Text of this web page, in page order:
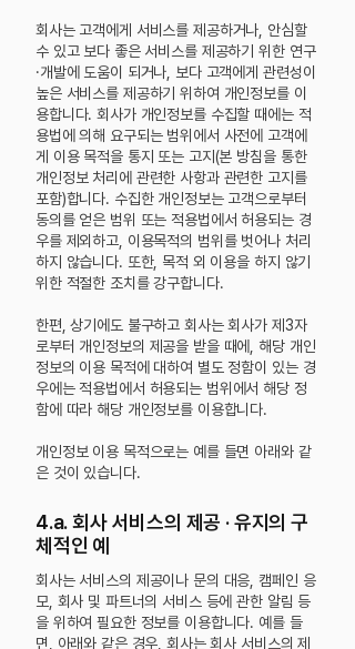
회사는 고객에게 서비스를 제공하거나, 안심할
수 있고 보다 좋은 서비스를 제공하기 위한 연구
·개발에 도움이 되거나, 보다 고객에게 관련성이
높은 서비스를 제공하기 위하여 개인정보를 이
용합니다. 회사가 개인정보를 수집할 때에는 적
용법에 의해 요구되는 범위에서 사전에 고객에
게 이용 목적을 통지 또는 고지(본 방침을 통한
개인정보 처리에 관련한 사항과 관련한 고지를
포함)합니다. 수집한 개인정보는 고객으로부터
동의를 얻은 범위 또는 적용법에서 허용되는 경
우를 제외하고, 이용목적의 범위를 벗어나 처리
하지 않습니다. 또한, 목적 외 이용을 하지 않기
위한 적절한 조치를 강구합니다.
한편, 상기에도 불구하고 회사는 회사가 제3자
로부터 개인정보의 제공을 받을 때에, 해당 개인
정보의 이용 목적에 대하여 별도 정함이 있는 경
우에는 적용법에서 허용되는 범위에서 해당 정
함에 따라 해당 개인정보를 이용합니다.
개인정보 이용 목적으로는 예를 들면 아래와 같
은 것이 있습니다.
4.a. 회사 서비스의 제공 · 유지의 구
체적인 예
회사는 서비스의 제공이나 문의 대응, 캠페인 응
모, 회사 및 파트너의 서비스 등에 관한 알림 등
을 위하여 필요한 정보를 이용합니다. 예를 들
면, 아래와 같은 경우, 회사는 회사 서비스의 제